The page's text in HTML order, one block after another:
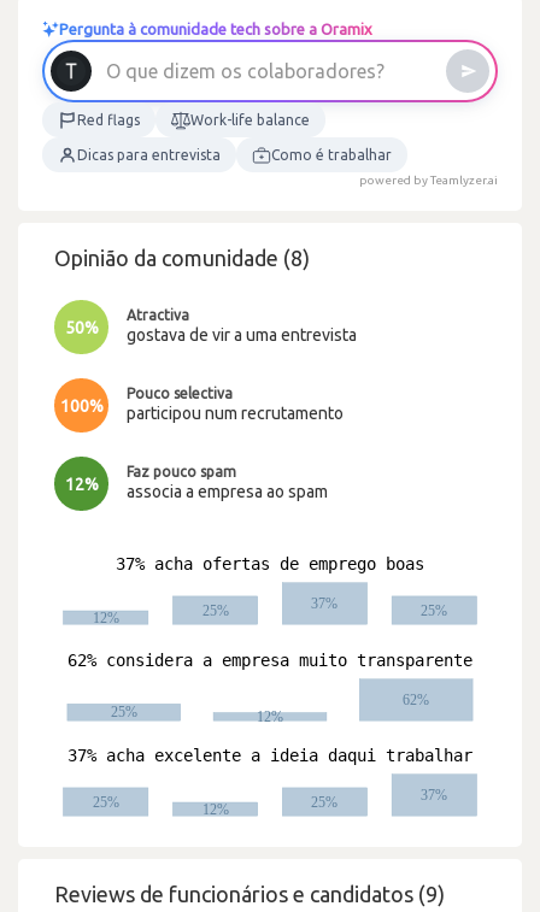
Pergunta à comunidade tech sobre a Oramix
O que d izem os colabora
Red flags Work-life balance
Dicas para entrevista Como é trabalhar
powered by Teamlyzer.ai
Opinião da comunidade (8)
50%
Atractiva
gostava de vir a uma entrevista
100%
Pouco selectiva
participou num recrutamento
12%
Faz pouco spam
associa a empresa ao spam
Reviews de funcionários e candidatos (9)